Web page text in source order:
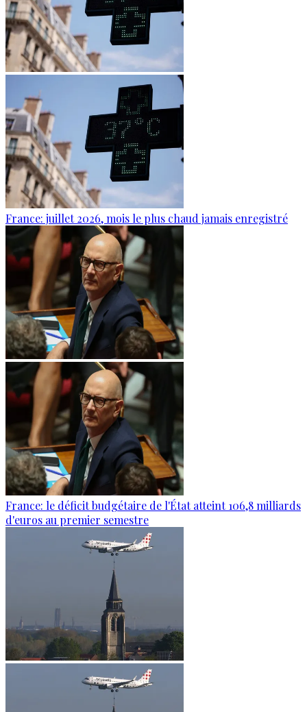
France: juillet 2026, mois le plus chaud jamais enregistré
France: le déficit budgétaire de l'État atteint 106,8 milliards
d'euros au premier semestre